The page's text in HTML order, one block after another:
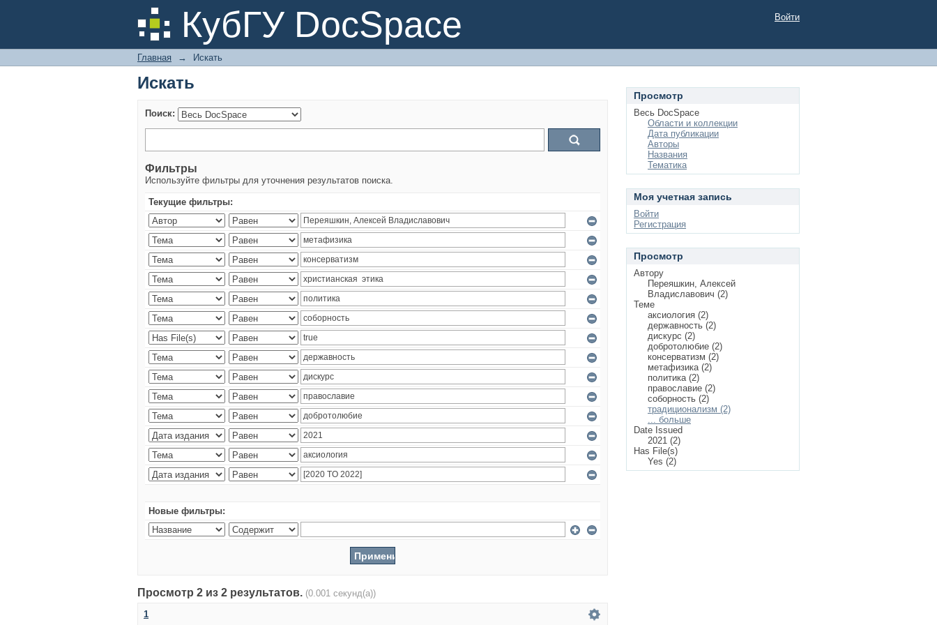
КубГУ DocSpace
Искать Войти
Главная → Искать
Искать
Поиск:
Фильтры
Используйте фильтры для уточнения результатов поиска.
Текущие фильтры:
Новые фильтры:
Просмотр 2 из 2 результатов. (0.001 секунд(а))
1
Просмотр
Весь DocSpace
Области и коллекции
Дата публикации
Авторы
Названия
Тематика
Моя учетная запись
Войти
Регистрация
Просмотр
Автору
Переяшкин, Алексей
Владиславович (2)
Теме
аксиология (2)
державность (2)
дискурс (2)
добротолюбие (2)
консерватизм (2)
метафизика (2)
политика (2)
православие (2)
соборность (2)
традиционализм (2)
... больше
Date Issued
2021 (2)
Has File(s)
Yes (2)